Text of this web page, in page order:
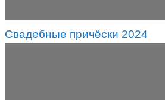
Свадебные причёски 2024